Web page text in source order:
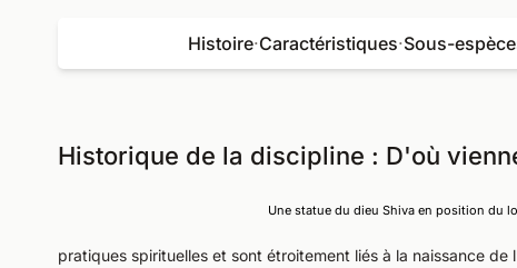
Histoire·Caractéristiques·Sous-
Historique de la discipline : D'où
Une statue du dieu Shiva en position du
pratiques spirituelles et sont étroitement liés à la naissance de